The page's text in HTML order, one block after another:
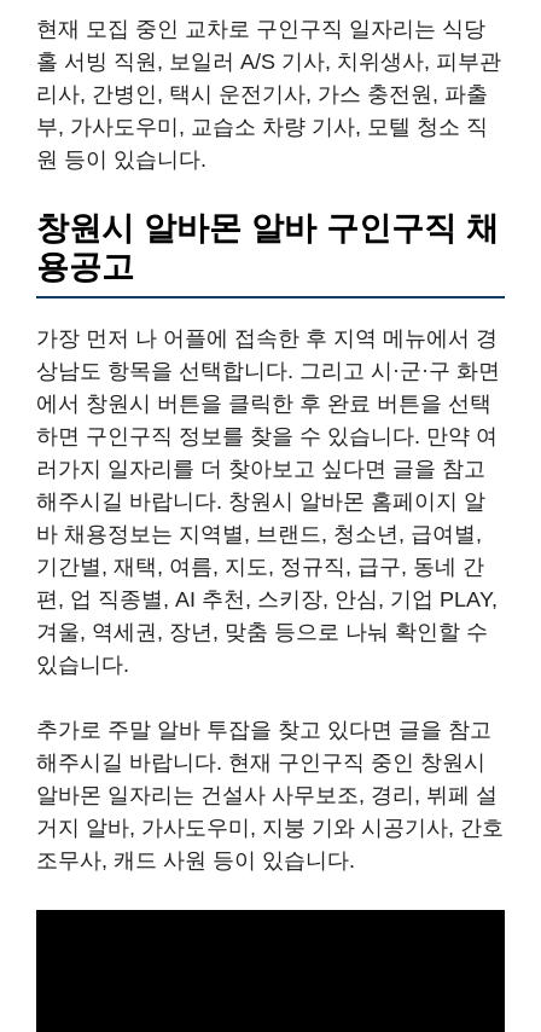
현재 모집 중인 교차로 구인구직 일자리는 식당
홀 서빙 직원, 보일러 A/S 기사, 치위생사, 피부관
리사, 간병인, 택시 운전기사, 가스 충전원, 파출
부, 가사도우미, 교습소 차량 기사, 모텔 청소 직
원 등이 있습니다.
창원시 알바몬 알바 구인구직 채
용공고
가장 먼저 나 어플에 접속한 후 지역 메뉴에서 경
상남도 항목을 선택합니다. 그리고 시·군·구 화면
에서 창원시 버튼을 클릭한 후 완료 버튼을 선택
하면 구인구직 정보를 찾을 수 있습니다. 만약 여
러가지 일자리를 더 찾아보고 싶다면 글을 참고
해주시길 바랍니다. 창원시 알바몬 홈페이지 알
바 채용정보는 지역별, 브랜드, 청소년, 급여별,
기간별, 재택, 여름, 지도, 정규직, 급구, 동네 간
편, 업 직종별, AI 추천, 스키장, 안심, 기업 PLAY,
겨울, 역세권, 장년, 맞춤 등으로 나눠 확인할 수
있습니다.
추가로 주말 알바 투잡을 찾고 있다면 글을 참고
해주시길 바랍니다. 현재 구인구직 중인 창원시
알바몬 일자리는 건설사 사무보조, 경리, 뷔페 설
거지 알바, 가사도우미, 지붕 기와 시공기사, 간호
조무사, 캐드 사원 등이 있습니다.